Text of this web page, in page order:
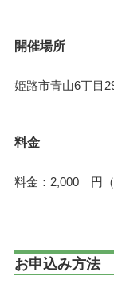
開催場所
姫路市青山6丁目
料金
料金：2,000 円（
お申込み方法